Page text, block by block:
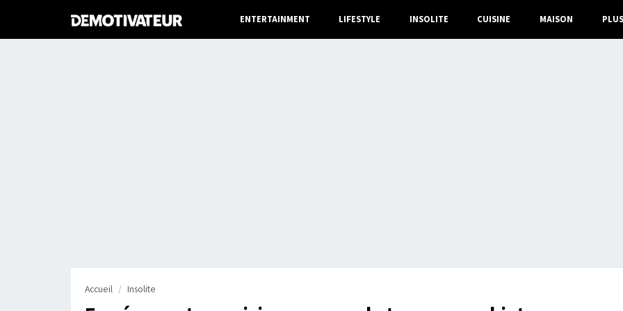
ENTERTAINMENT LIFESTYLE INSOLITE CUISINE MAISON PLUS
Accueil Insolite